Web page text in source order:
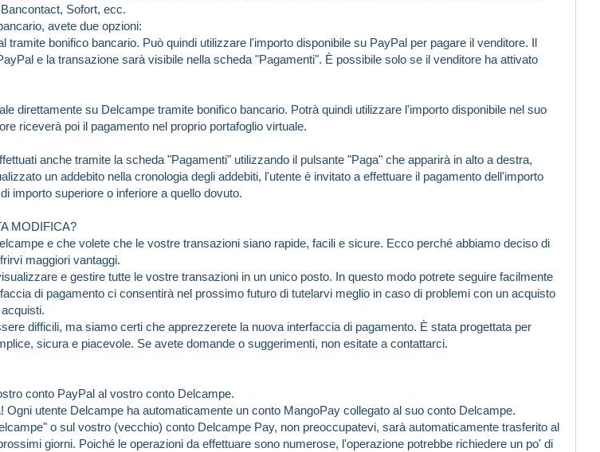
Sofort, ecc.
avete due opzioni:
tramite bonifico bancario. Può quindi utilizzare l'importo disponibile su PayPal per pagare il venditore. Il
e la transazione sarà visibile nella scheda "Pagamenti". È possibile solo se il venditore ha attivato
direttamente su Delcampe tramite bonifico bancario. Potrà quindi utilizzare l'importo disponibile nel suo
riceverà poi il pagamento nel proprio portafoglio virtuale.
anche tramite la scheda "Pagamenti" utilizzando il pulsante "Paga" che apparirà in alto a destra,
un addebito nella cronologia degli addebiti, l'utente è invitato a effettuare il pagamento dell'importo
importo superiore o inferiore a quello dovuto.
MODIFICA?
e che volete che le vostre transazioni siano rapide, facili e sicure. Ecco perché abbiamo deciso di
maggiori vantaggi.
e gestire tutte le vostre transazioni in un unico posto. In questo modo potrete seguire facilmente
di pagamento ci consentirà nel prossimo futuro di tutelarvi meglio in caso di problemi con un acquisto
difficili, ma siamo certi che apprezzerete la nuova interfaccia di pagamento. È stata progettata per
sicura e piacevole. Se avete domande o suggerimenti, non esitate a contattarci.
conto PayPal al vostro conto Delcampe.
utente Delcampe ha automaticamente un conto MangoPay collegato al suo conto Delcampe.
o sul vostro (vecchio) conto Delcampe Pay, non preoccupatevi, sarà automaticamente trasferito al
giorni. Poiché le operazioni da effettuare sono numerose, l'operazione potrebbe richiedere un po' di